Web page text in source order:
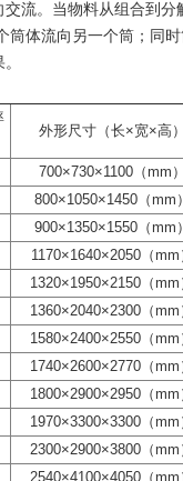
流。当物料从组合到
体流向另一个筒；同
外形尺寸（长×宽×高）
700×730×1100（mm）
800×1050×1450（mm）
900×1350×1550（mm）
1170×1640×2050（mm
1320×1950×2150（mm
1360×2040×2300（mm
1580×2400×2550（mm
1740×2600×2770（mm
1800×2900×2950（mm
1970×3300×3300（mm
2300×2900×3800（mm
2540×4100×4050（mm